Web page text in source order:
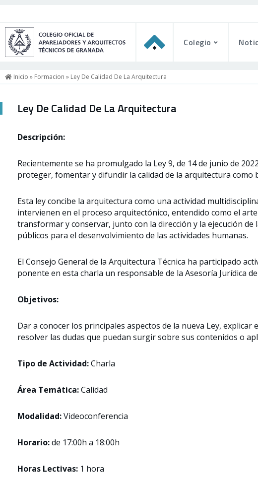
Colegio
Inicio » Formacion » Ley De Calidad De La Arquitectura
Ley De Calidad De La Arquitectura
Descripción:
Recientemente se ha promulgado la Ley 9, de 14 de junio de
proteger, fomentar y difundir la calidad de la arquitectura como
Esta ley concibe la arquitectura como una actividad
intervienen en el proceso arquitectónico, entendido como el
transformar y conservar, junto con la dirección y la ejecución
públicos para el desenvolvimiento de las actividades humanas.
El Consejo General de la Arquitectura Técnica ha participado
ponente en esta charla un responsable de la Asesoría Jurídica
Objetivos:
Dar a conocer los principales aspectos de la nueva Ley,
resolver las dudas que puedan surgir sobre sus contenidos o
Tipo de Actividad:Charla
Área Temática:Calidad
Modalidad:Videoconferencia
Horario:de 17:00h a 18:00h
Horas Lectivas: 1 hora